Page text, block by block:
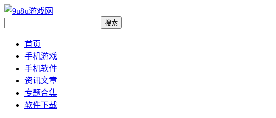
首页
手机游戏
手机软件
资讯文章
专题合集
软件下载